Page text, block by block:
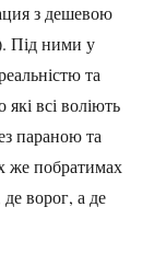
з дешевою
Під ними у
та
всі воліють
параною та
же побратимах
ворог, а де